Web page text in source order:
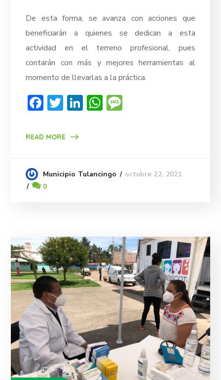
De esta forma, se avanza con acciones que
beneficiarán a quienes se dedican a esta
actividad en el terreno profesional, pues
contarán con más y mejores herramientas al
momento de llevarlas a la práctica.
Facebook
Twitter
LinkedIn
WhatsApp
READ MORE
Municipio Tulancingo
octubre 22, 2021
0